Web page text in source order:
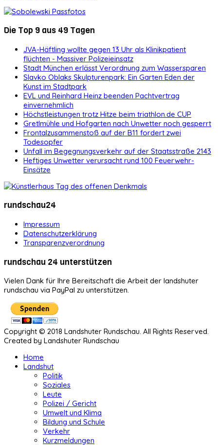
Die Top 9 aus 49 Tagen
JVA-Häftling wollte gegen 13 Uhr als Klinikpatient
flüchten - Massiver Polizeieinsatz
Stadt München erlässt Verordnung zum Wassersparen
Slavko Oblaks Skulpturenpark: Ein Garten Eden der
Kunst im Stadtpark
EVL und Reinhard Heinz beenden Pachtvertrag
einvernehmlich
Höchstleistungen trotz Hitze beim triathlon.de CUP
Gretlmühle und Hofgarten nach Unwetter noch gesperrt
Frontalzusammenstoß auf der B11 fordert zwei
Todesopfer
Unfall im Begegnungsverkehr auf der Staatsstraße 2143
Heftiges Unwetter verursacht rund 100 Feuerwehr-
Einsätze
rundschau24
Impressum
Datenschutzerklärung
Transparenzverordnung
rundschau 24 unterstützen
Vielen Dank für Ihre Bereitschaft die Arbeit der landshuter
rundschau via PayPal zu unterstützen.
Copyright © 2018 Landshuter Rundschau. All Rights Reserved.
Created by Landshuter Rundschau
Home
Landshut
Politik
Soziales
Leute
Polizei / Gericht
Umwelt und Klima
Bildung und Schule
Verkehr
Kurzmeldungen